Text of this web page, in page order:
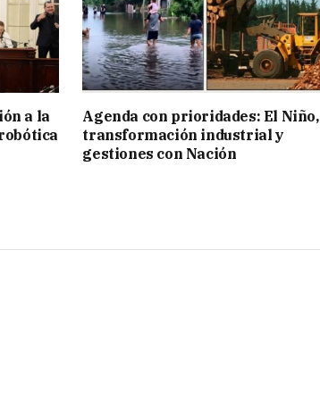
a la
Agenda con prioridades: El Niño,
transformación industrial y
gestiones con Nación